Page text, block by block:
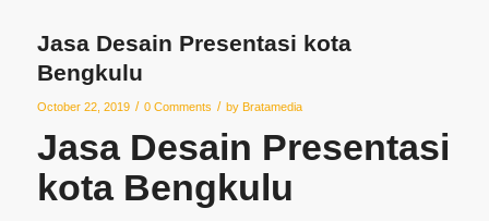
Jasa Desain Presentasi kota
Bengkulu
October 22, 2019 / 0 Comments / by Bratamedia
Jasa Desain Presentasi
kota Bengkulu